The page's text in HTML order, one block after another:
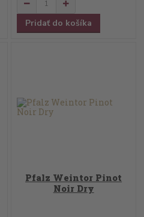
Pridať do košíka
Pfalz Weintor Pinot
Noir Dry